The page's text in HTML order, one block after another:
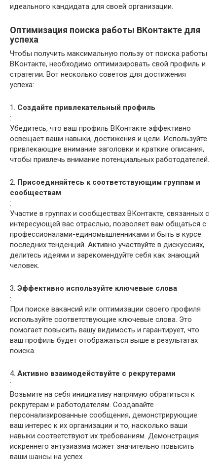
идеального кандидата для своей организации.
Оптимизация поиска работы ВКонтакте для
успеха
Чтобы получить максимальную пользу от поиска работы
ВКонтакте, необходимо оптимизировать свой профиль и
стратегии. Вот несколько советов для достижения
успеха:
1. Создайте привлекательный профиль
:
Убедитесь, что ваш профиль ВКонтакте эффективно
освещает ваши навыки, достижения и цели. Используйте
привлекающие внимание заголовки и краткие описания,
чтобы привлечь внимание потенциальных работодателей.
2. Присоединяйтесь к соответствующим группам и
сообществам
:
Участие в группах и сообществах ВКонтакте, связанных с
интересующей вас отраслью, позволяет вам общаться с
профессионалами-единомышленниками и быть в курсе
последних тенденций. Активно участвуйте в дискуссиях,
делитесь идеями и зарекомендуйте себя как знающий
человек.
3. Эффективно используйте ключевые слова
:
При поиске вакансий или оптимизации своего профиля
используйте соответствующие ключевые слова. Это
помогает повысить вашу видимость и гарантирует, что
ваш профиль будет отображаться выше в результатах
поиска.
4. Активно взаимодействуйте с рекрутерами
:
Возьмите на себя инициативу напрямую обратиться к
рекрутерам и работодателям. Создавайте
персонализированные сообщения, демонстрирующие
ваш интерес к их организации и то, насколько ваши
навыки соответствуют их требованиям. Демонстрация
искреннего энтузиазма может значительно повысить
ваши шансы на успех.